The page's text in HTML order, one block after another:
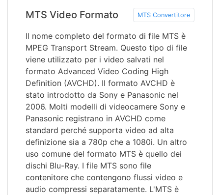
MTS Video Formato MTS Convertitore
Il nome completo del formato di file MTS è
MPEG Transport Stream. Questo tipo di file
viene utilizzato per i video salvati nel
formato Advanced Video Coding High
Definition (AVCHD). Il formato AVCHD è
stato introdotto da Sony e Panasonic nel
2006. Molti modelli di videocamere Sony e
Panasonic registrano in AVCHD come
standard perché supporta video ad alta
definizione sia a 780p che a 1080i. Un altro
uso comune del formato MTS è quello dei
dischi Blu-Ray. I file MTS sono file
contenitore che contengono flussi video e
audio compressi separatamente. L'MTS è